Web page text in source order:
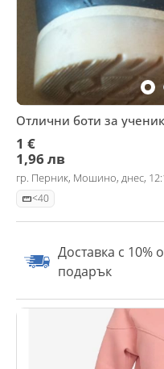
Отлични боти за ученик
1 €
1,96 лв
гр. Перник, Мошино, днес,
<40
Доставка с 10%
подарък